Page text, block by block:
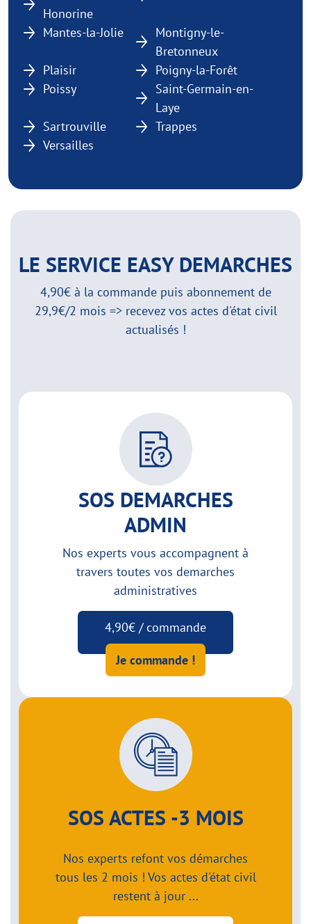
Honorine
Mantes-la-Jolie
Montigny-le-
Bretonneux
Plaisir
Poigny-la-Forêt
Poissy
Saint-Germain-en-
Laye
Sartrouville
Trappes
Versailles
LE SERVICE EASY DEMARCHES
4,90€ à la commande puis abonnement de
29,9€/2 mois => recevez vos actes d'état civil
actualisés !
SOS DEMARCHES
ADMIN
Nos experts vous accompagnent à
travers toutes vos demarches
administratives
4,90€ / commande
Je commande !
SOS ACTES -3 MOIS
Nos experts refont vos démarches
tous les 2 mois ! Vos actes d'état civil
restent à jour ...